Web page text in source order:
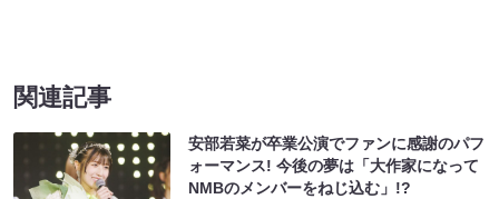
関連記事
安部若菜が卒業公演でファンに感謝のパフ
ォーマンス! 今後の夢は「大作家になって
NMBのメンバーをねじ込む」!?